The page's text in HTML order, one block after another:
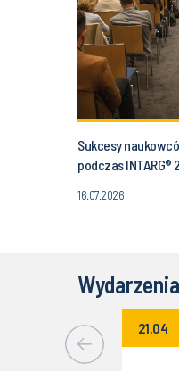
Sukcesy
podczas INTARG®
16.07.2026
Wydarzenia
21.04